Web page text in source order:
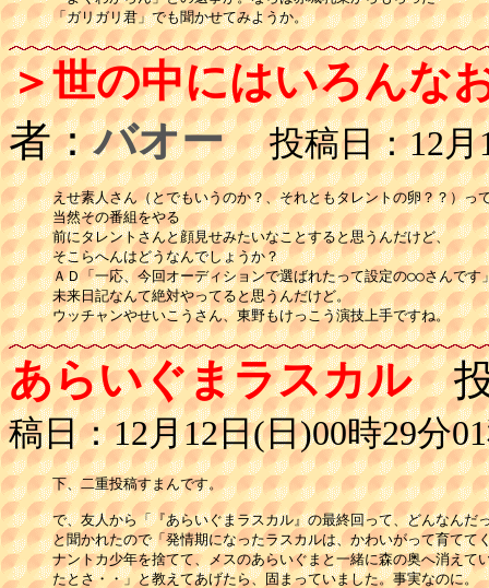
「ガリガリ君」でも聞かせてみようか。
＞世の中にはいろんな
者：バオー 投稿日：12月
えせ素人さん（とでもいうのか？、それともタレントの卵？？）っ
当然その番組をやる
前にタレントさんと顔見せみたいなことすると思うんだけど、
そこらへんはどうなんでしょうか？
ＡＤ「一応、今回オーディションで選ばれたって設定の○○さんです
未来日記なんて絶対やってると思うんだけど。
あらいぐまラスカル投
稿日：12月12日(日)00時29分
下、二重投稿すまんです。
で、友人から「『あらいぐまラスカル』の最終回って、どんなんだ
と聞かれたので「発情期になったラスカルは、かわいがって育てて
ナントカ少年を捨てて、メスのあらいぐまと一緒に森の奥へ消えて
たとさ・・」と教えてあげたら、固まっていました。事実なのに。